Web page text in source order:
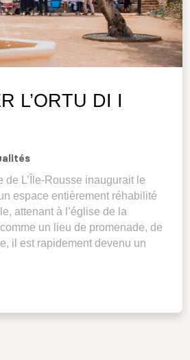
L’ORTU DI I
de L’Île-Rousse inaugurait le
espace entièrement réhabilité
attenant à l’église de la
un lieu de promenade, de
il est rapidement devenu un